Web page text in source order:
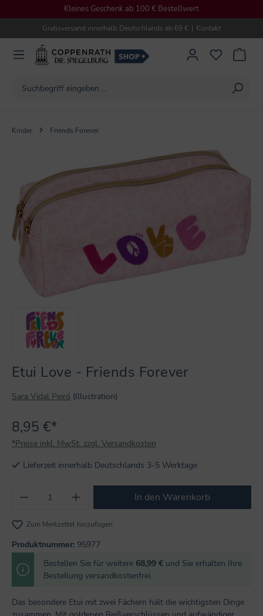
Kleines Geschenk ab 100 € Bestellwert
Gratisversand innerhalb Deutschlands ab 69 € | Kontakt
Kinder Friends Forever
Etui Love - Friends Forever
Sara Vidal Peiró (Illustration)
8,95 €*
*Preise inkl. MwSt. zzgl. Versandkosten
Lieferzeit innerhalb Deutschlands 3-5 Werktage
Produkt Anzahl: Gib den gewünschten
In den Warenkorb
Zum Merkzettel hinzufügen
Produktnummer: 95977
Bestellen Sie für weitere 68,99 € und Sie erhalten Ihre
Bestellung versandkostenfrei.
Das besondere Etui mit zwei Fächern hält die wichtigsten Dinge